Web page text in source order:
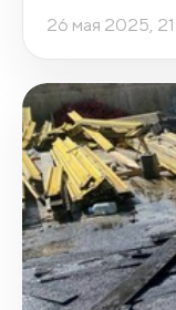
26 мая 2025,